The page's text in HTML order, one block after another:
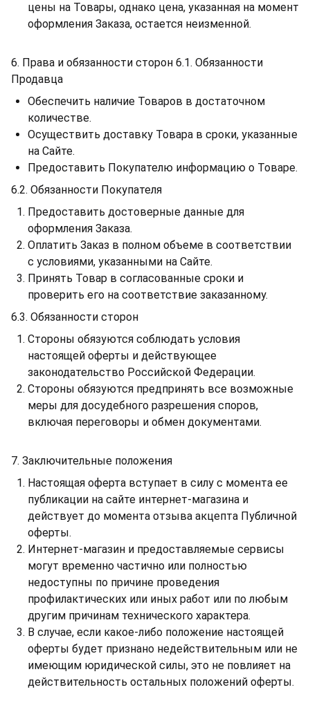
цены на Товары, однако цена, указанная на момент
оформления Заказа, остается неизменной.
6. Права и обязанности сторон 6.1. Обязанности
Продавца
Обеспечить наличие Товаров в достаточном
количестве.
Осуществить доставку Товара в сроки, указанные
на Сайте.
Предоставить Покупателю информацию о Товаре.
6.2. Обязанности Покупателя
Предоставить достоверные данные для
оформления Заказа.
Оплатить Заказ в полном объеме в соответствии
с условиями, указанными на Сайте.
Принять Товар в согласованные сроки и
проверить его на соответствие заказанному.
6.3. Обязанности сторон
Стороны обязуются соблюдать условия
настоящей оферты и действующее
законодательство Российской Федерации.
Стороны обязуются предпринять все возможные
меры для досудебного разрешения споров,
включая переговоры и обмен документами.
7. Заключительные положения
Настоящая оферта вступает в силу с момента ее
публикации на сайте интернет-магазина и
действует до момента отзыва акцепта Публичной
оферты.
Интернет-магазин и предоставляемые сервисы
могут временно частично или полностью
недоступны по причине проведения
профилактических или иных работ или по любым
другим причинам технического характера.
В случае, если какое-либо положение настоящей
оферты будет признано недействительным или не
имеющим юридической силы, это не повлияет на
действительность остальных положений оферты.